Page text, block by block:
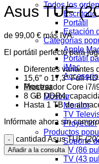
Todos los
Escritorio
Portátil
Estación
Categorías
Apple
Portátil
iMac
Mostrar
Mostrar
Monitor
TV
Proyector
Productos
Soporte
TV (86
TV (43
Asus TUF
de 99,00 € más IVA
El portátil perfecto para
Diferentes variantes
15,6″ o 17,3″ Full HD
Procesador Core i7/
8 GB DDR4;
Hasta 1 TB de
Infórmate ahora sin
cantidad Asus TUF
Añadir a la consulta